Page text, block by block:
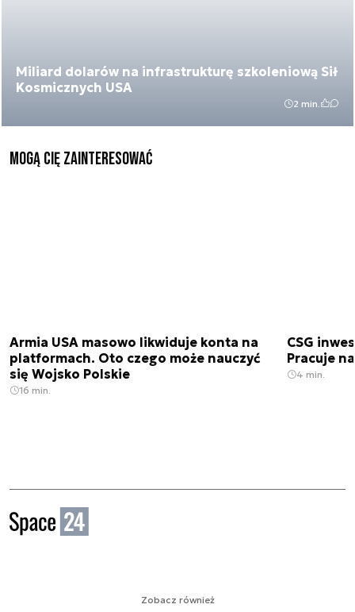
Miliard dolarów na infrastrukturę szkoleniową Sił
Kosmicznych USA
2 min.
Mogą Cię zainteresować
Armia USA masowo likwiduje konta na
platformach. Oto czego może nauczyć
się Wojsko Polskie
16 min.
CSG
Pracuje
4 min.
Zobacz również